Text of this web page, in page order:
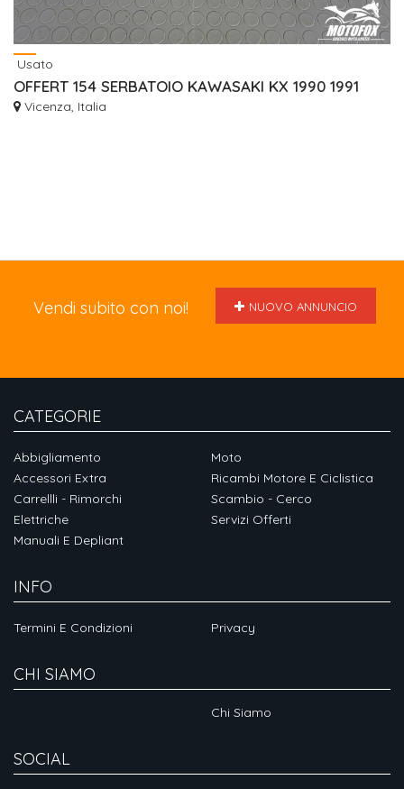
Usato
OFFERT 154 SERBATOIO KAWASAKI KX 1990 1991
Vicenza, Italia
Vendi subito con noi! NUOVO ANNUNCIO
CATEGORIE
Abbigliamento
Accessori Extra
Carrellli - Rimorchi
Elettriche
Manuali E Depliant
Moto
Ricambi Motore E Ciclistica
Scambio - Cerco
Servizi Offerti
INFO
Termini E Condizioni Privacy
CHI SIAMO
Chi Siamo
SOCIAL